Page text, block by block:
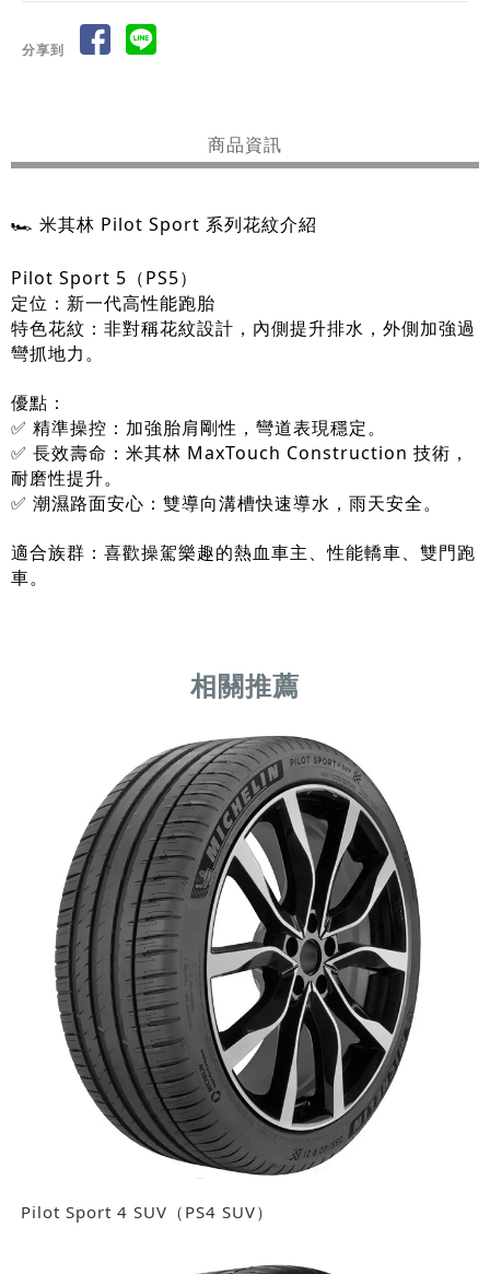
分享到
商品資訊
🏎️ 米其林 Pilot Sport 系列花紋介紹
Pilot Sport 5（PS5）
定位：新一代高性能跑胎
特色花紋：非對稱花紋設計，內側提升排水，外側加強過
彎抓地力。
優點：
✅ 精準操控：加強胎肩剛性，彎道表現穩定。
✅ 長效壽命：米其林 MaxTouch Construction 技術，
耐磨性提升。
✅ 潮濕路面安心：雙導向溝槽快速導水，雨天安全。
適合族群：喜歡操駕樂趣的熱血車主、性能轎車、雙門跑
車。
Pilot Sport 4 SUV（PS4 SUV）